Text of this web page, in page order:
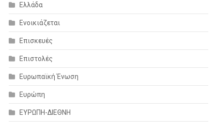
Ελλάδα
Ενοικιάζεται
Επισκευές
Επιστολές
Ευρωπαϊκή Ένωση
Ευρώπη
ΕΥΡΩΠΗ-ΔΙΕΘΝΗ